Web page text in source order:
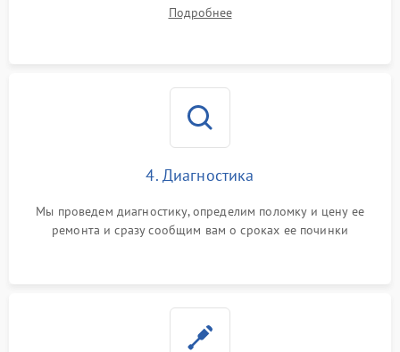
Подробнее
4. Диагностика
Мы проведем диагностику, определим поломку и цену ее
ремонта и сразу сообщим вам о сроках ее починки